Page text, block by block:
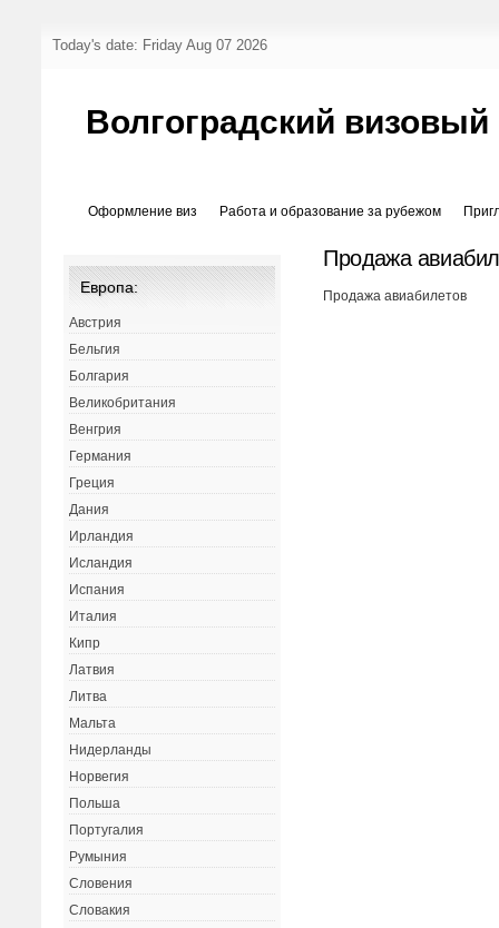
Today's date: Friday Aug 07 2026
Волгоградский визовый
Оформление виз Работа и образование за рубежом
Продажа
Продажа авиабилетов
Европа:
Австрия
Бельгия
Болгария
Великобритания
Венгрия
Германия
Греция
Дания
Ирландия
Исландия
Испания
Италия
Кипр
Латвия
Литва
Мальта
Нидерланды
Норвегия
Польша
Португалия
Румыния
Словения
Словакия